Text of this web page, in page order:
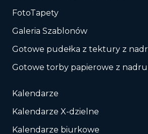
FotoTapety
Galeria Szablonów
Gotowe pudełka z tektury z
Gotowe torby papierowe z
Kalendarze
Kalendarze X-dzielne
Kalendarze biurkowe